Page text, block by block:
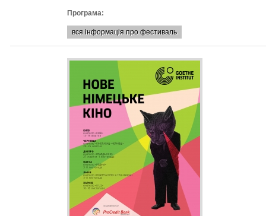
Програма:
вся інформація про фестиваль